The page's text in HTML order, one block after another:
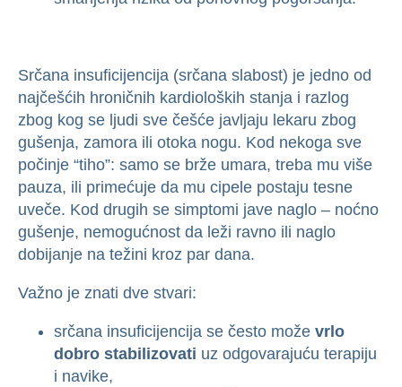
Srčana insuficijencija (srčana slabost) je jedno od
najčešćih hroničnih kardioloških stanja i razlog
zbog kog se ljudi sve češće javljaju lekaru zbog
gušenja, zamora ili otoka nogu. Kod nekoga sve
počinje “tiho”: samo se brže umara, treba mu više
pauza, ili primećuje da mu cipele postaju tesne
uveče. Kod drugih se simptomi jave naglo – noćno
gušenje, nemogućnost da leži ravno ili naglo
dobijanje na težini kroz par dana.
Važno je znati dve stvari:
srčana insuficijencija se često može vrlo
dobro stabilizovati uz odgovarajuću terapiju
i navike,